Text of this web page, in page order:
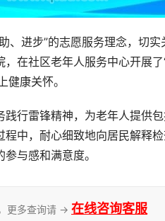
、进步”的志愿服务理念，切
在社区老年人服务中心开展
康关怀。
行雷锋精神，为老年人提供
中，耐心细致地向居民解释
与感和满意度。
更多查询请 → 在线咨询客服